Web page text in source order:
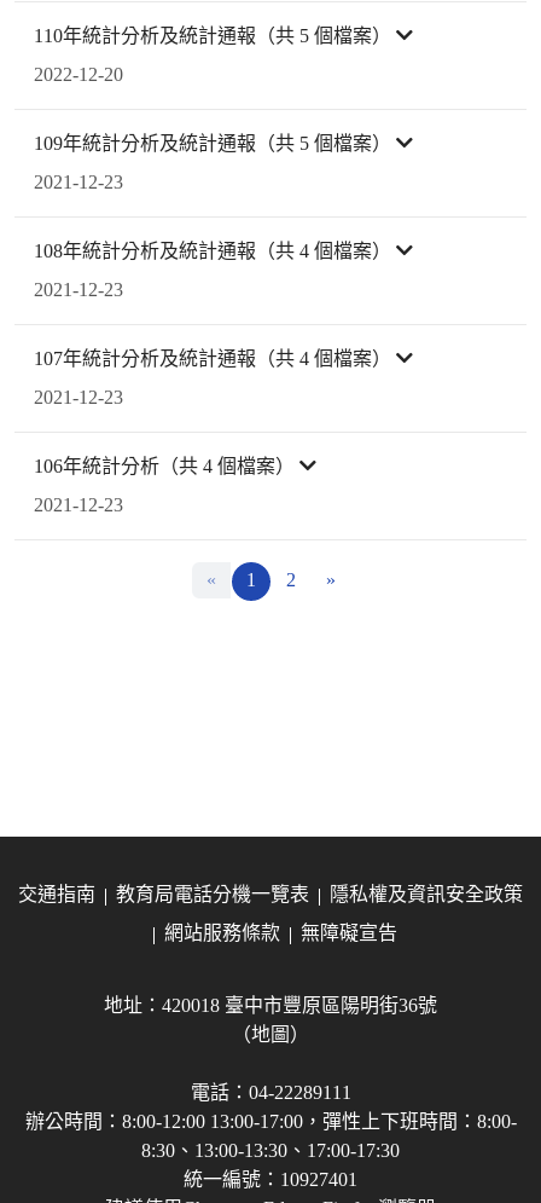
110年統計分析及統計通報（共 5 個檔案）
2022-12-20
109年統計分析及統計通報（共 5 個檔案）
2021-12-23
108年統計分析及統計通報（共 4 個檔案）
2021-12-23
107年統計分析及統計通報（共 4 個檔案）
2021-12-23
106年統計分析（共 4 個檔案）
2021-12-23
« 1 2 »
交通指南 教育局電話分機一覽表
隱私權及資訊安全政策
網站服務條款
無障礙宣告
地址：420018 臺中市豐原區陽明街36號
（地圖）
電話：04-22289111
辦公時間：8:00-12:00 13:00-17:00，彈性上下班時間：8:00-
8:30、13:00-13:30、17:00-17:30
統一編號：10927401